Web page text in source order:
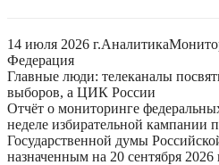
14 июля 2026 г.Аналитика
Федерация
Главные люди: телеканалы
выборов, а ЦИК России
Отчёт о мониторинге
неделе избирательной кампании
Государственной думы
назначенным на 20 сентября 2026